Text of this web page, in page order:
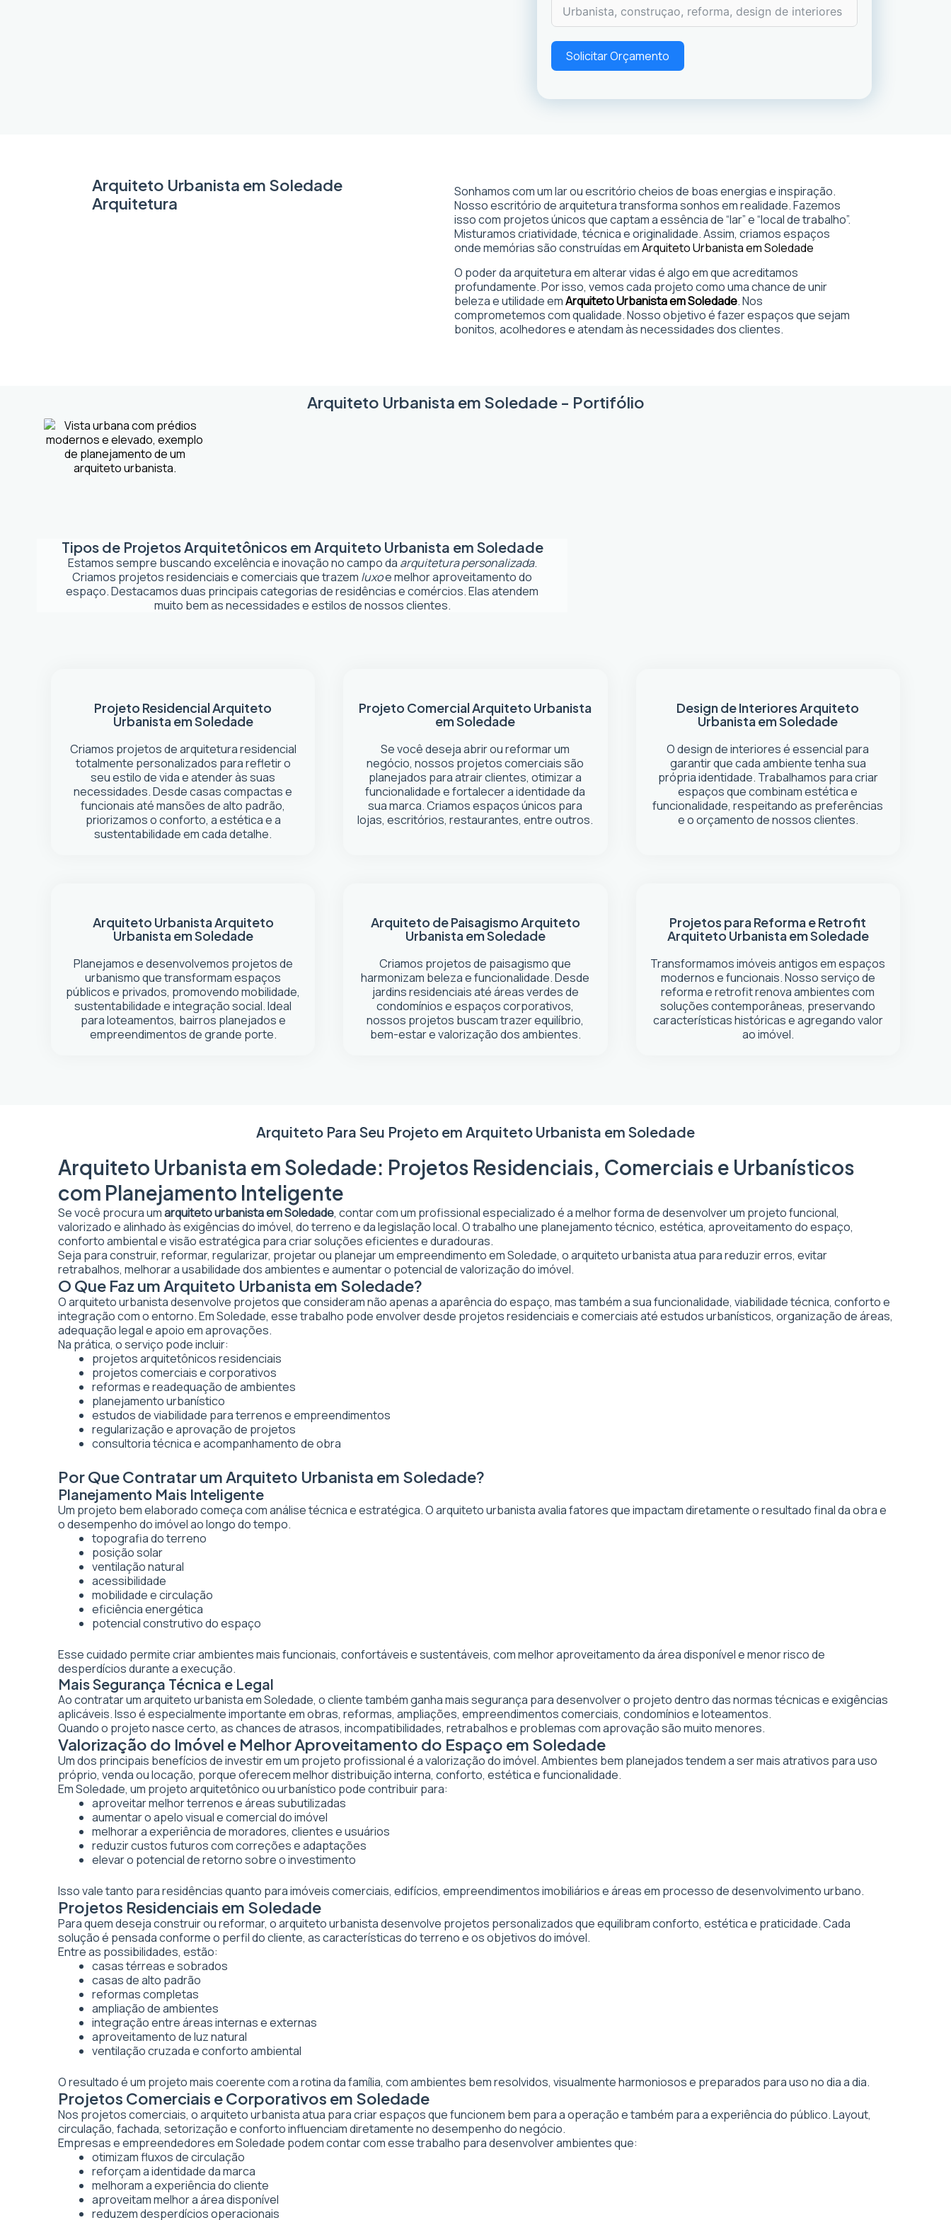
Solicitar Orçamento
Arquiteto Urbanista em Soledade
Arquitetura
Sonhamos com um lar ou escritório cheios de boas energias e inspiração.
Nosso escritório de arquitetura transforma sonhos em realidade. Fazemos
isso com projetos únicos que captam a essência de “lar” e “local de trabalho”.
Misturamos criatividade, técnica e originalidade. Assim, criamos espaços
onde memórias são construídas emArquiteto Urbanista em Soledade
O poder da arquitetura em alterar vidas é algo em que acreditamos
profundamente. Por isso, vemos cada projeto como uma chance de unir
beleza e utilidade emArquiteto Urbanista em Soledade. Nos
comprometemos com qualidade. Nosso objetivo é fazer espaços que sejam
bonitos, acolhedores e atendam às necessidades dos clientes.
Arquiteto Urbanista em Soledade - Portifólio
Tipos de Projetos Arquitetônicos em Arquiteto Urbanista em Soledade
Estamos sempre buscando excelência e inovação no campo da arquitetura personalizada.
Criamos projetos residenciais e comerciais que trazem luxoe melhor aproveitamento do
espaço. Destacamos duas principais categorias de residências e comércios. Elas atendem
muito bem as necessidades e estilos de nossos clientes.
Projeto ResidencialArquiteto
Urbanista em Soledade
Criamos projetos de arquitetura residencial
totalmente personalizados para refletir o
seu estilo de vida e atender às suas
necessidades. Desde casas compactas e
funcionais até mansões de alto padrão,
priorizamos o conforto, a estética e a
sustentabilidade em cada detalhe.
Projeto ComercialArquiteto Urbanista
em Soledade
Se você deseja abrir ou reformar um
negócio, nossos projetos comerciais são
planejados para atrair clientes, otimizar a
funcionalidade e fortalecer a identidade da
sua marca. Criamos espaços únicos para
lojas, escritórios, restaurantes, entre outros.
Design de InterioresArquiteto
Urbanista em Soledade
O design de interiores é essencial para
garantir que cada ambiente tenha sua
própria identidade. Trabalhamos para criar
espaços que combinam estética e
funcionalidade, respeitando as preferências
e o orçamento de nossos clientes.
Arquiteto UrbanistaArquiteto
Urbanista em Soledade
Planejamos e desenvolvemos projetos de
urbanismo que transformam espaços
públicos e privados, promovendo mobilidade,
sustentabilidade e integração social. Ideal
para loteamentos, bairros planejados e
empreendimentos de grande porte.
Arquiteto de PaisagismoArquiteto
Urbanista em Soledade
Criamos projetos de paisagismo que
harmonizam beleza e funcionalidade. Desde
jardins residenciais até áreas verdes de
condomínios e espaços corporativos,
nossos projetos buscam trazer equilíbrio,
bem-estar e valorização dos ambientes.
Projetos para Reforma e Retrofit
Arquiteto Urbanista em Soledade
Transformamos imóveis antigos em espaços
modernos e funcionais. Nosso serviço de
reforma e retrofit renova ambientes com
soluções contemporâneas, preservando
características históricas e agregando valor
ao imóvel.
Arquiteto Para Seu Projeto em Arquiteto Urbanista em Soledade
Arquiteto Urbanista em Soledade: Projetos Residenciais, Comerciais e Urbanísticos
com Planejamento Inteligente
Se você procura umarquiteto urbanista em Soledade, contar com um profissional especializado é a melhor forma de desenvolver um projeto funcional,
valorizado e alinhado às exigências do imóvel, do terreno e da legislação local. O trabalho une planejamento técnico, estética, aproveitamento do espaço,
conforto ambiental e visão estratégica para criar soluções eficientes e duradouras.
Seja para construir, reformar, regularizar, projetar ou planejar um empreendimento em Soledade, o arquiteto urbanista atua para reduzir erros, evitar
retrabalhos, melhorar a usabilidade dos ambientes e aumentar o potencial de valorização do imóvel.
O Que Faz um Arquiteto Urbanista em Soledade?
O arquiteto urbanista desenvolve projetos que consideram não apenas a aparência do espaço, mas também a sua funcionalidade, viabilidade técnica, conforto e
integração com o entorno. Em Soledade, esse trabalho pode envolver desde projetos residenciais e comerciais até estudos urbanísticos, organização de áreas,
adequação legal e apoio em aprovações.
Na prática, o serviço pode incluir:
projetos arquitetônicos residenciais
projetos comerciais e corporativos
reformas e readequação de ambientes
planejamento urbanístico
estudos de viabilidade para terrenos e empreendimentos
regularização e aprovação de projetos
consultoria técnica e acompanhamento de obra
Por Que Contratar um Arquiteto Urbanista em Soledade?
Planejamento Mais Inteligente
Um projeto bem elaborado começa com análise técnica e estratégica. O arquiteto urbanista avalia fatores que impactam diretamente o resultado final da obra e
o desempenho do imóvel ao longo do tempo.
topografia do terreno
posição solar
ventilação natural
acessibilidade
mobilidade e circulação
eficiência energética
potencial construtivo do espaço
Esse cuidado permite criar ambientes mais funcionais, confortáveis e sustentáveis, com melhor aproveitamento da área disponível e menor risco de
desperdícios durante a execução.
Mais Segurança Técnica e Legal
Ao contratar um arquiteto urbanista em Soledade, o cliente também ganha mais segurança para desenvolver o projeto dentro das normas técnicas e exigências
aplicáveis. Isso é especialmente importante em obras, reformas, ampliações, empreendimentos comerciais, condomínios e loteamentos.
Quando o projeto nasce certo, as chances de atrasos, incompatibilidades, retrabalhos e problemas com aprovação são muito menores.
Valorização do Imóvel e Melhor Aproveitamento do Espaço em Soledade
Um dos principais benefícios de investir em um projeto profissional é a valorização do imóvel. Ambientes bem planejados tendem a ser mais atrativos para uso
próprio, venda ou locação, porque oferecem melhor distribuição interna, conforto, estética e funcionalidade.
Em Soledade, um projeto arquitetônico ou urbanístico pode contribuir para:
aproveitar melhor terrenos e áreas subutilizadas
aumentar o apelo visual e comercial do imóvel
melhorar a experiência de moradores, clientes e usuários
reduzir custos futuros com correções e adaptações
elevar o potencial de retorno sobre o investimento
Isso vale tanto para residências quanto para imóveis comerciais, edifícios, empreendimentos imobiliários e áreas em processo de desenvolvimento urbano.
Projetos Residenciais em Soledade
Para quem deseja construir ou reformar, o arquiteto urbanista desenvolve projetos personalizados que equilibram conforto, estética e praticidade. Cada
solução é pensada conforme o perfil do cliente, as características do terreno e os objetivos do imóvel.
Entre as possibilidades, estão:
casas térreas e sobrados
casas de alto padrão
reformas completas
ampliação de ambientes
integração entre áreas internas e externas
aproveitamento de luz natural
ventilação cruzada e conforto ambiental
O resultado é um projeto mais coerente com a rotina da família, com ambientes bem resolvidos, visualmente harmoniosos e preparados para uso no dia a dia.
Projetos Comerciais e Corporativos em Soledade
Nos projetos comerciais, o arquiteto urbanista atua para criar espaços que funcionem bem para a operação e também para a experiência do público. Layout,
circulação, fachada, setorização e conforto influenciam diretamente no desempenho do negócio.
Empresas e empreendedores em Soledade podem contar com esse trabalho para desenvolver ambientes que:
otimizam fluxos de circulação
reforçam a identidade da marca
melhoram a experiência do cliente
aproveitam melhor a área disponível
reduzem desperdícios operacionais